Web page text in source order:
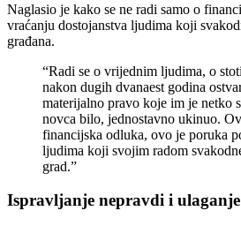
Naglasio je kako se ne radi samo o
vraćanju dostojanstva ljudima koji
građana.
“Radi se o vrijednim ljudima, o
nakon dugih dvanaest godina
materijalno pravo koje im je netko
novca bilo, jednostavno ukinuo.
financijska odluka, ovo je poruka
ljudima koji svojim radom
grad.”
Ispravljanje nepravdi i